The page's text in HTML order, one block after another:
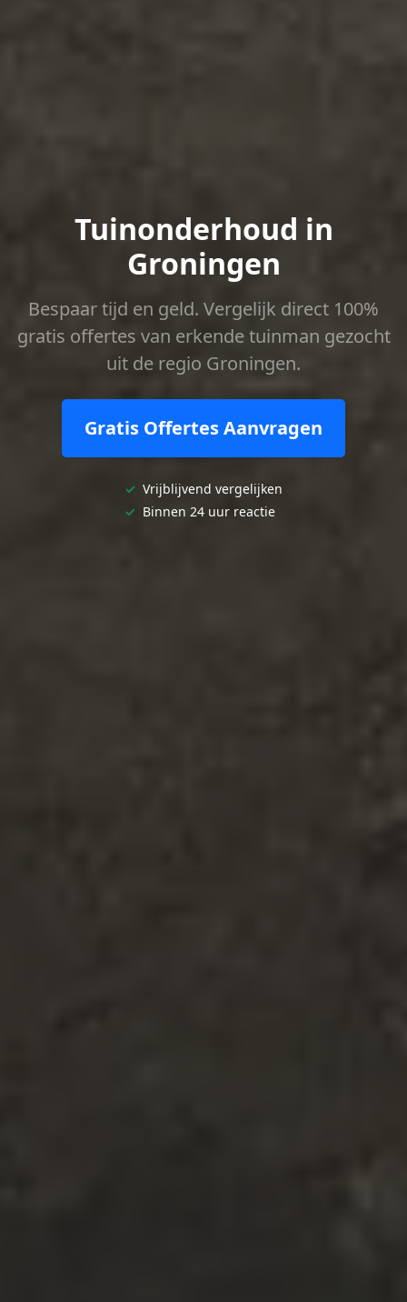
Tuinonderhoud in
Groningen
Bespaar tijd en geld. Vergelijk direct 100%
gratis offertes van erkende tuinman gezocht
uit de regio Groningen.
Gratis Offertes Aanvragen
✓ Vrijblijvend vergelijken
✓ Binnen 24 uur reactie